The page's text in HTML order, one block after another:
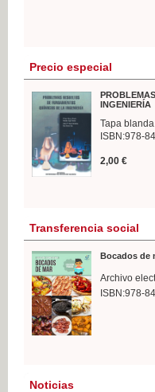
Precio especial
INGENIERÍA
Tapa
ISBN:978-
2,00 €
Transferencia social
Bocados de
Archivo
ISBN:978-
Noticias